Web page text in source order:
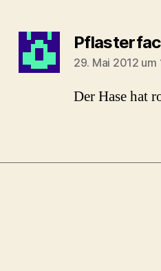
29. Mai 2012 um
Der Hase hat